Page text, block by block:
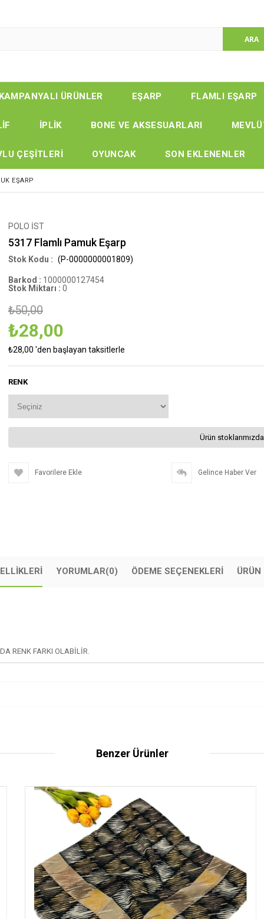
ÜRÜNLER EŞARP FLAMLI EŞARP
İPLİK BONE VE AKSESUARLARI
ÇEŞİTLERİ OYUNCAK SON EKLENENLER
EŞARP
POLO İST
5317 Flamlı Pamuk Eşarp
(P-0000000001809)
Barkod : 1000000127454
Stok Miktarı : 0
₺50,00
₺28,00
₺28,00 'den başlayan taksitlerle
RENK
Ürün
Favorilere Ekle Gelince Haber Ver
YORUMLAR(0) ÖDEME SEÇENEKLERI ÜRÜN
RENK FARKI OLABİLİR.
Benzer Ürünler